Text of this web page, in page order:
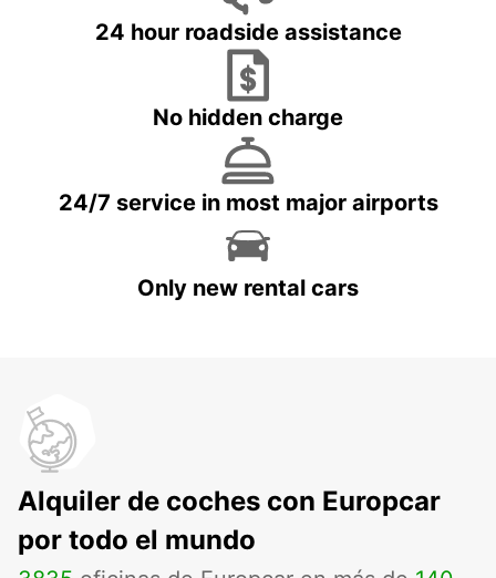
24 hour roadside assistance
No hidden charge
24/7 service in most major airports
Only new rental cars
Alquiler de coches con Europcar
por todo el mundo